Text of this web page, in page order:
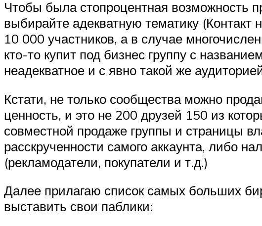
Чтобы была стопроцентная возможность
выбирайте адекватную тематику
10 000 участников, а в случае
кто-то купит под бизнес группу с
неадекватное и с явно такой же
Кстати, не только сообщества можно
ценность, и это не 200 друзей 150 из
совместной продаже группы и страницы
расскрученности самого аккаунта, либо
(рекламодатели, покупатели и т.д.)
Далее прилагаю список самых больших
выставить свои паблики: